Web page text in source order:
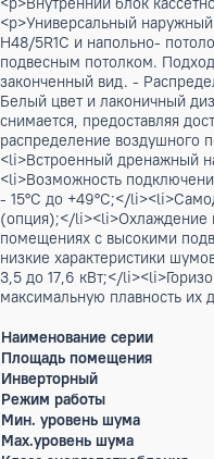
Бренд:AUX
Артикул: X-00012479, X-
145 700 ₽
много
Описание
<p>Внутренний блок
<p>Универсальный
H48/5R1C и напольно-
подвесным потолком.
законченный вид. -
Белый цвет и
снимается,
распределение
<li>Встроенный
<li>Bозможность
- 15°С до +49°С;</
(опция);</